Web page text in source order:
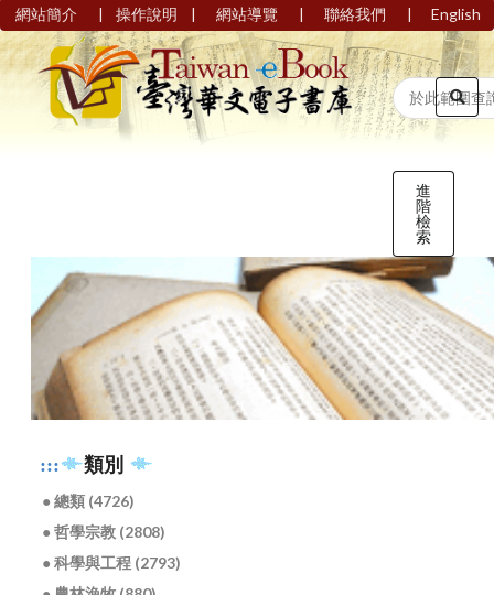
網站簡介 | 操作說明 | 網站導覽 | 聯絡我們 | English
進
階
檢
索
::: 類別
● 總類 (4726)
● 哲學宗教 (2808)
● 科學與工程 (2793)